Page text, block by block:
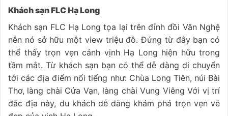
Khách sạn FLC Hạ Long
Khách sạn FLC Hạ Long tọa lại trên đỉnh đồi Văn Nghệ
nên nó sở hữu một view triệu đô. Đứng từ đây bạn có
thể thấy trọn vẹn cảnh vịnh Hạ Long hiện hữu trong
tầm mắt. Từ khách sạn bạn có thể dễ dàng di chuyển
tới các địa điểm nổi tiếng như: Chùa Long Tiên, núi Bài
Thơ, làng chài Cửa Vạn, làng chài Vung Viêng Với vị trí
đắc địa này, du khách dễ dàng khám phá trọn vẹn vẻ